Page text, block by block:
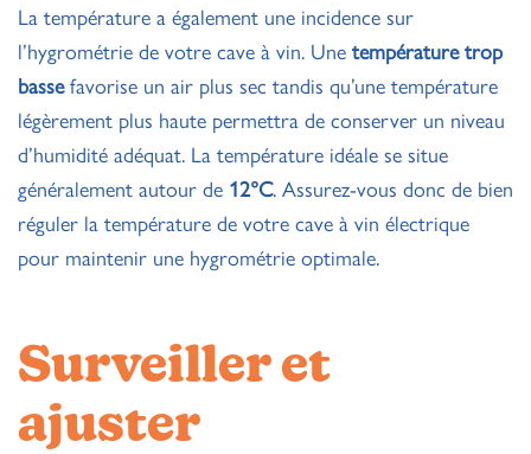
La température a également une incidence sur
l’hygrométrie de votre cave à vin. Une température trop
bassefavorise un air plus sec tandis qu’une température
légèrement plus haute permettra de conserver un niveau
d’humidité adéquat. La température idéale se situe
généralement autour de 12°C. Assurez-vous donc de bien
réguler la température de votre cave à vin électrique
pour maintenir une hygrométrie optimale.
Surveiller et
ajuster